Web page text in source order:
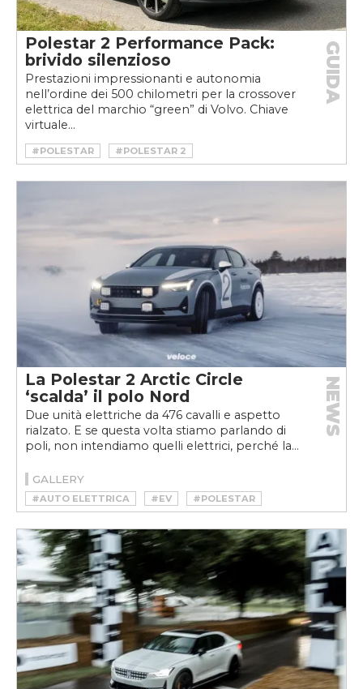
Polestar 2 Performance Pack:
brivido silenzioso
Prestazioni impressionanti e autonomia
nell’ordine dei 500 chilometri per la crossover
elettrica del marchio “green” di Volvo. Chiave
virtuale...
GUIDA
#POLESTAR #POLESTAR 2
La Polestar 2 Arctic Circle
‘scalda’ il polo Nord
Due unità elettriche da 476 cavalli e aspetto
rialzato. E se questa volta stiamo parlando di
poli, non intendiamo quelli elettrici, perché la...
NEWS
GALLERY
#AUTO ELETTRICA #EV
#POLESTAR
#POLESTAR 2
#POLESTAR 2 ARCTIC CIRCLE
#POLESTAR VOLVO
#VELOCEKW